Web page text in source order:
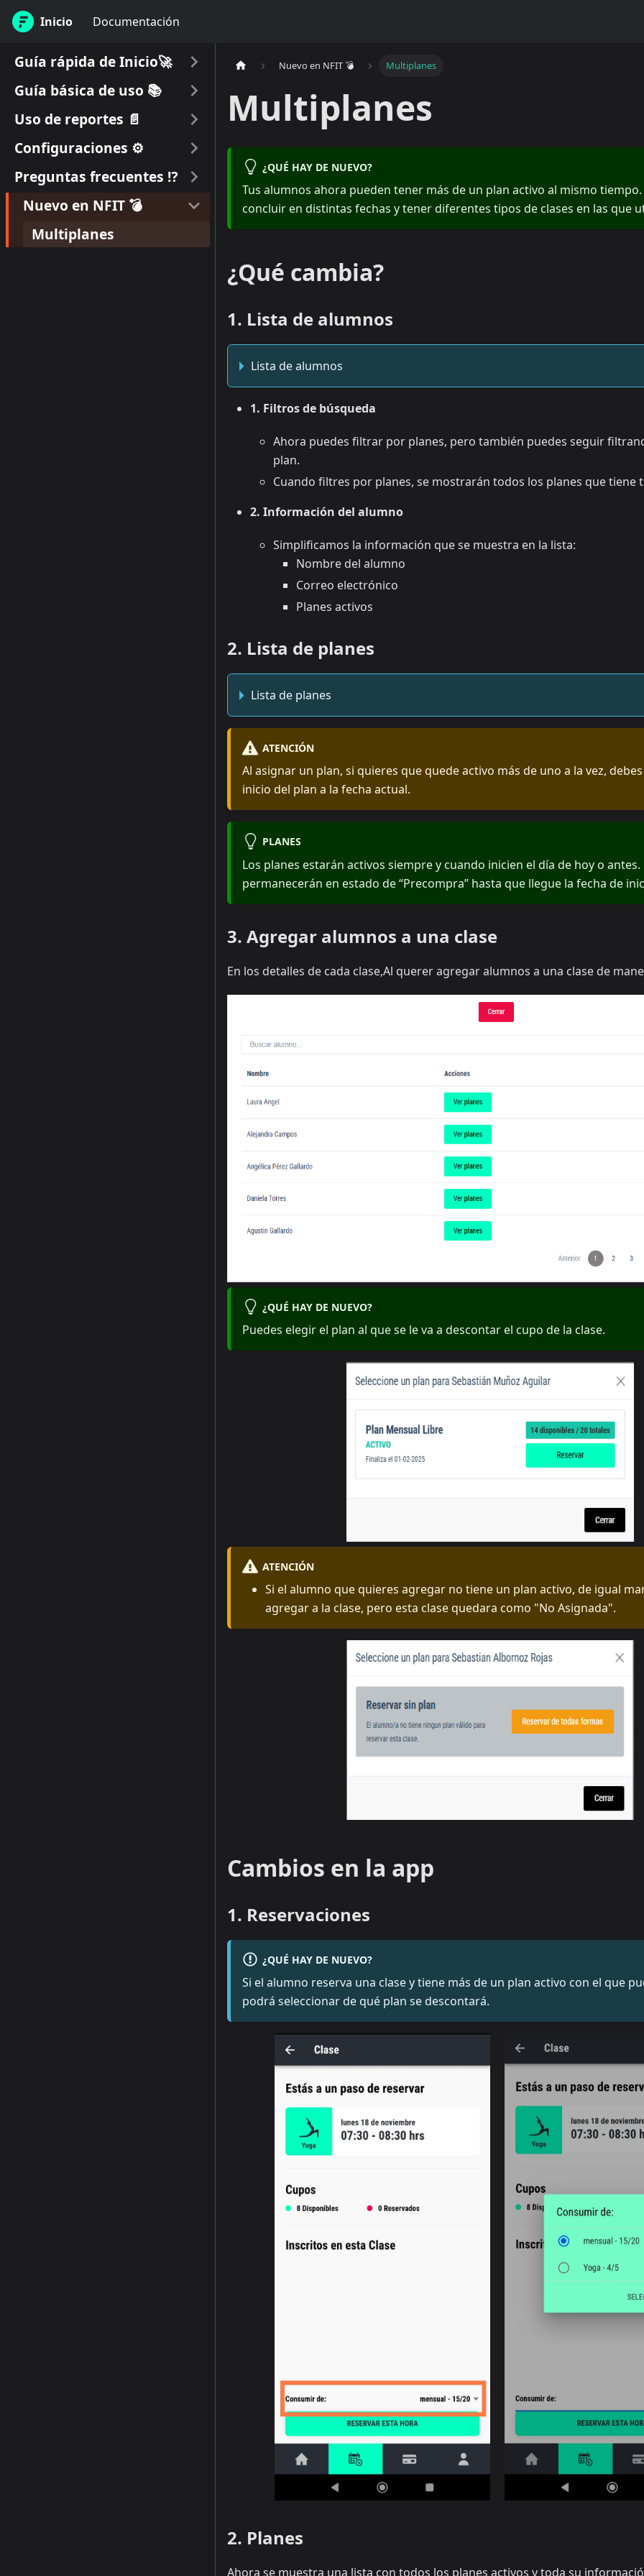
Inicio Documentación
Guía rápida de Inicio🚀
Guía básica de uso 📚
Uso de reportes 📄
Configuraciones ⚙
Preguntas frecuentes ⁉
Nuevo en NFIT 💣
Multiplanes
Nuevo en NFIT 💣 Multiplanes
Multiplanes
¿QUÉ HAY DE NUEVO?
Tus alumnos ahora pueden tener más de un plan activo al mismo
concluir en distintas fechas y tener diferentes tipos de clases en las que
¿Qué cambia?
1. Lista de alumnos
Lista de alumnos
1. Filtros de búsqueda
Ahora puedes filtrar por planes, pero también puedes seguir
plan.
Cuando filtres por planes, se mostrarán todos los planes que tiene
2. Información del alumno
Simplificamos la información que se muestra en la lista:
Nombre del alumno
Correo electrónico
Planes activos
2. Lista de planes
Lista de planes
ATENCIÓN
Al asignar un plan, si quieres que quede activo más de uno a la vez,
inicio del plan a la fecha actual.
PLANES
Los planes estarán activos siempre y cuando inicien el día de hoy o
permanecerán en estado de “Precompra” hasta que llegue la fecha de
3. Agregar alumnos a una clase
En los detalles de cada clase,Al querer agregar alumnos a una clase de
¿QUÉ HAY DE NUEVO?
Puedes elegir el plan al que se le va a descontar el cupo de la clase.
ATENCIÓN
Si el alumno que quieres agregar no tiene un plan activo, de igual
agregar a la clase, pero esta clase quedara como "No Asignada".
Cambios en la app
1. Reservaciones
¿QUÉ HAY DE NUEVO?
Si el alumno reserva una clase y tiene más de un plan activo con el que
podrá seleccionar de qué plan se descontará.
2. Planes
Ahora se muestra una lista con todos los planes activos y toda su